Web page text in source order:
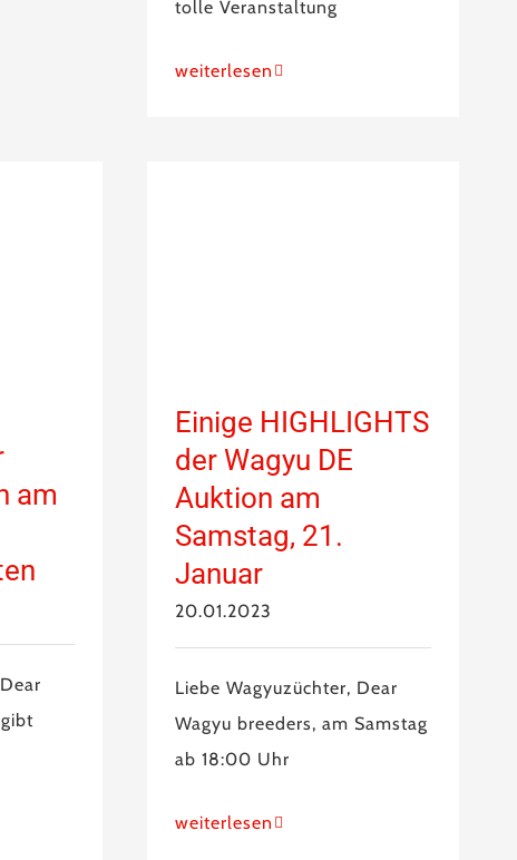
tolle Veranstaltung
weiterlesen
am
Einige HIGHLIGHTS
der Wagyu DE
Auktion am
Samstag, 21.
Januar
20.01.2023
Liebe Wagyuzüchter, Dear
Wagyu breeders, am Samstag
ab 18:00 Uhr
weiterlesen